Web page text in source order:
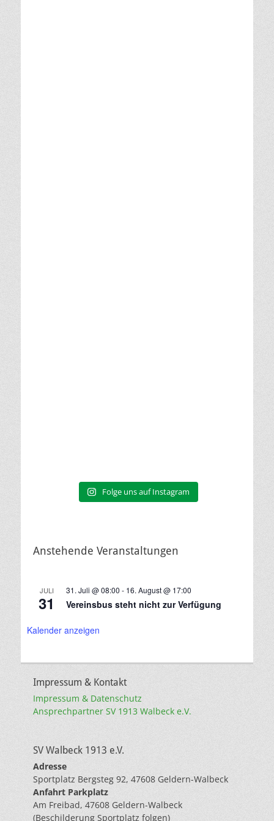
Folge uns auf Instagram
Anstehende Veranstaltungen
JULI
31
31. Juli @ 08:00 - 16. August @ 17:00
Vereinsbus steht nicht zur Verfügung
Kalender anzeigen
Impressum & Kontakt
Impressum & Datenschutz
Ansprechpartner SV 1913 Walbeck e.V.
SV Walbeck 1913 e.V.
Adresse
Sportplatz Bergsteg 92, 47608 Geldern-Walbeck
Anfahrt Parkplatz
Am Freibad, 47608 Geldern-Walbeck
(Beschilderung Sportplatz folgen)